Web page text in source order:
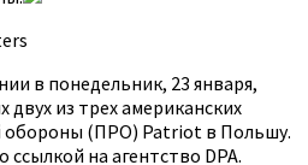
в понедельник, 23 января,
двух из трех американских
обороны (ПРО) Patriot в Польшу.
на агентство DPA.